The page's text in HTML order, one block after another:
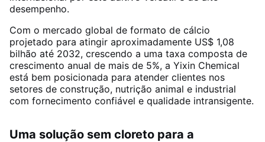
desempenho.
Com o mercado global de formato de cálcio
projetado para atingir aproximadamente US$ 1,08
bilhão até 2032, crescendo a uma taxa composta de
crescimento anual de mais de 5%, a Yixin Chemical
está bem posicionada para atender clientes nos
setores de construção, nutrição animal e industrial
com fornecimento confiável e qualidade intransigente.
Uma solução sem cloreto para a